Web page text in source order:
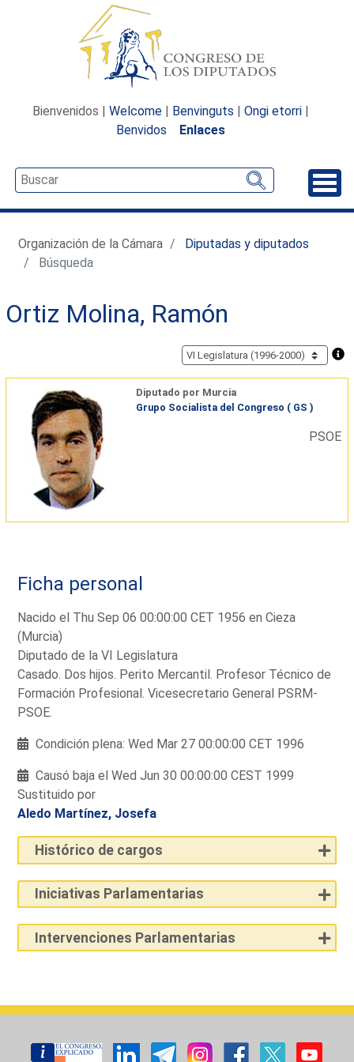
Bienvenidos | Welcome | Benvinguts | Ongi etorri |
Benvidos
Enlaces
Organización de la Cámara
Diputadas y diputados
Búsqueda
Ortiz Molina, Ramón
Diputado por Murcia
Grupo Socialista del Congreso ( GS )
PSOE
Ficha personal
Nacido el Thu Sep 06 00:00:00 CET 1956 en Cieza
(Murcia)
Diputado de la VI Legislatura
Casado. Dos hijos. Perito Mercantil. Profesor Técnico de
Formación Profesional. Vicesecretario General PSRM-
PSOE.
Condición plena: Wed Mar 27 00:00:00 CET 1996
Causó baja el Wed Jun 30 00:00:00 CEST 1999
Sustituido por
Aledo Martínez, Josefa
Histórico de cargos
Iniciativas Parlamentarias
Intervenciones Parlamentarias